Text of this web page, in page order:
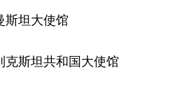
斯坦大使馆
克斯坦共和国大使馆